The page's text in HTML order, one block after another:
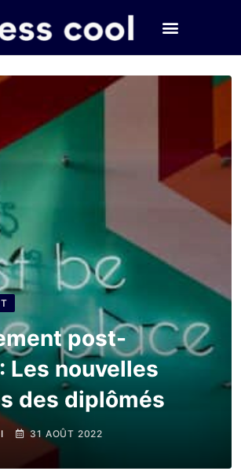
post-
Les nouvelles
des diplômés
31 AOÛT 2022